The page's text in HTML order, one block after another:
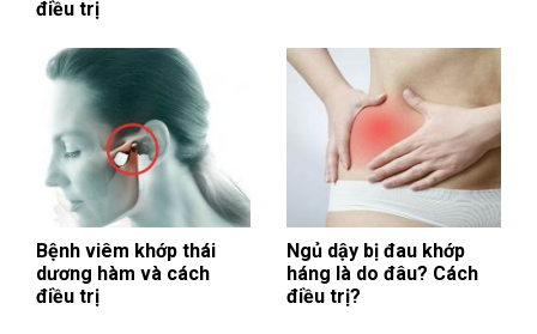
điều trị
Bệnh viêm khớp thái
dương hàm và cách
điều trị
Ngủ dậy bị đau khớp
háng là do đâu? Cách
điều trị?